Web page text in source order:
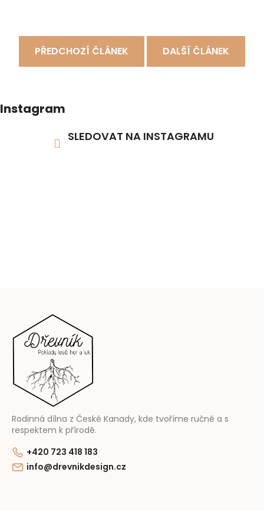
PŘEDCHOZÍ ČLÁNEK DALŠÍ ČLÁNEK
Instagram
SLEDOVAT NA INSTAGRAMU
Rodinná dílna z České Kanady, kde tvoříme ručně a s
respektem k přírodě.
+420 723 418 183
info@drevnikdesign.cz